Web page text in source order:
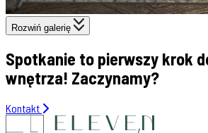
Rozwiń galerię
Spotkanie to pierwszy krok
wnętrza! Zaczynamy?
Kontakt